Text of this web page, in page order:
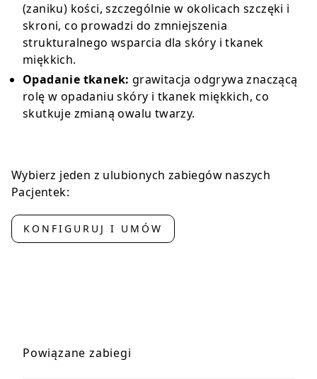
(zaniku) kości, szczególnie w okolicach szczęki i
skroni, co prowadzi do zmniejszenia
strukturalnego wsparcia dla skóry i tkanek
miękkich.
Opadanie tkanek: grawitacja odgrywa znaczącą
rolę w opadaniu skóry i tkanek miękkich, co
skutkuje zmianą owalu twarzy.
Wybierz jeden z ulubionych zabiegów naszych
Pacjentek:
KONFIGURUJ I UMÓW
Powiązane zabiegi